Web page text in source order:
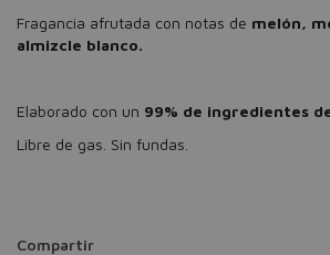
Fragancia afrutada con notas de melón,
almizcle blanco.
Elaborado con un 99% de ingredientes
Libre de gas. Sin fundas.
Compartir